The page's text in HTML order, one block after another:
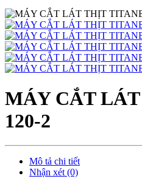
MÁY CẮT
120-2
Mô tả chi tiết
Nhận xét (0)